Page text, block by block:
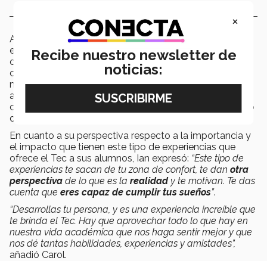
Actualmente, Ian está despegando su emprendimiento
en el área acuícola, y justo en JPL entabló conversación
con una de las encargadas el área de agricultura y
cuerpos de agua del laboratorio sobre cómo se
manejan, cómo hacen las investigaciones y todo lo que
abarcan con la tecnología que tienen ellos,
consiguiendo un contacto importante para el desarrollo
de su proyecto.
En cuanto a su perspectiva respecto a la importancia y
el impacto que tienen este tipo de experiencias que
ofrece el Tec a sus alumnos, Ian expresó: “Este tipo de
experiencias te sacan de tu zona de confort, te dan otra
perspectiva de lo que es la realidady te motivan. Te das
cuenta que eres capaz de cumplir tus sueños”.
“Desarrollas tu persona, y es una experiencia increíble que
te brinda el Tec. Hay que aprovechar todo lo que hay en
nuestra vida académica que nos haga sentir mejor y que
nos dé tantas habilidades, experiencias y amistades”,
añadió Carol.
×
Recibe nuestro newsletter de
noticias: